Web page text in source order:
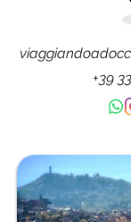
+39